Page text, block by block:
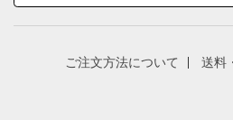
ご注文方法について 送料